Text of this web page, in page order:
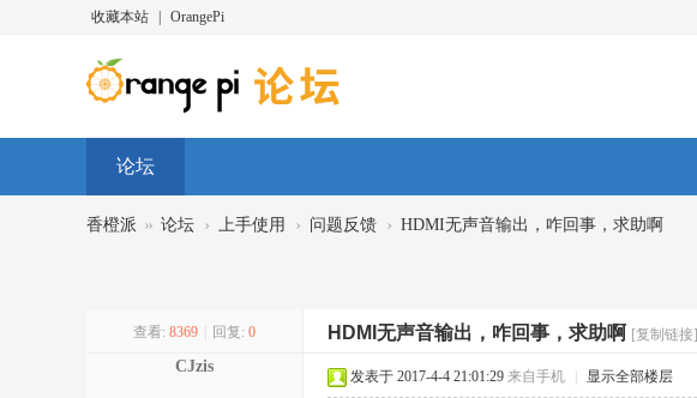
收藏本站 OrangePi
论坛
香橙派 » 论坛 › 上手使用 › 问题反馈 › HDMI无声音输出，咋回事，求助啊
查看: 8369 回复: 0 HDMI无声音输出，咋回事，求助啊 [复制链接]
CJzis
发表于 2017-4-4 21:01:29 来自手机 显示全部楼层